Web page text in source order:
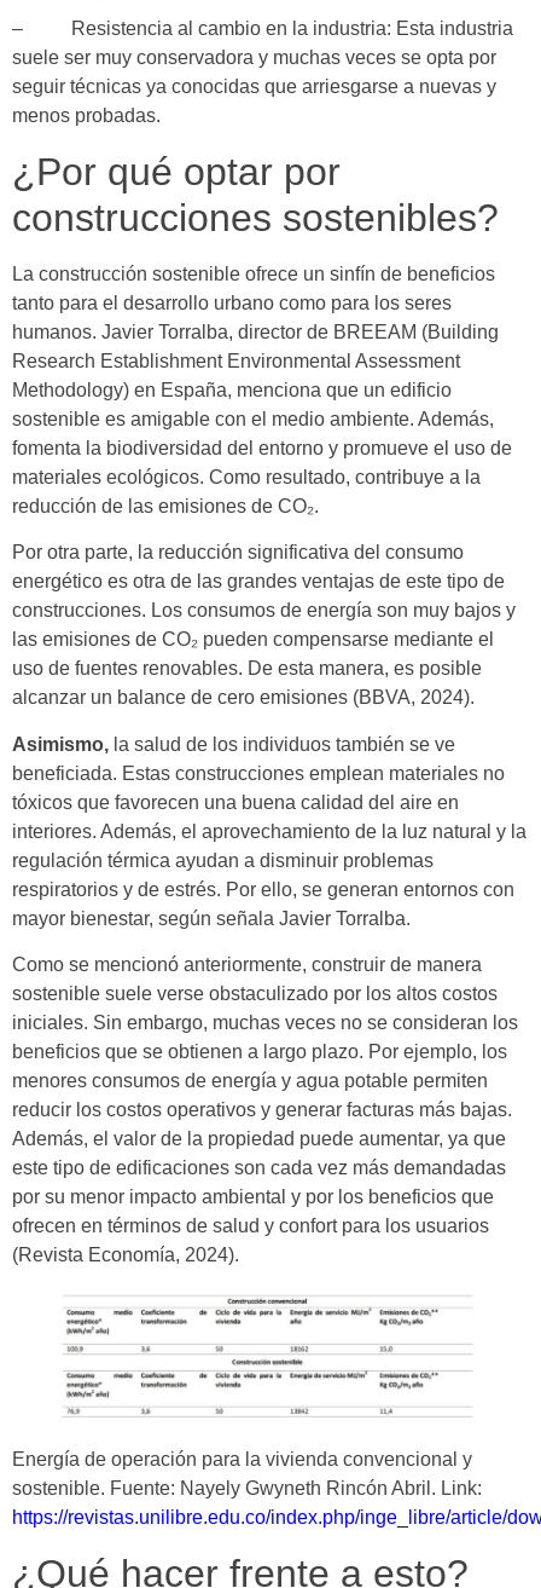
– Resistencia al cambio en la industria: Esta industria
suele ser muy conservadora y muchas veces se opta por
seguir técnicas ya conocidas que arriesgarse a nuevas y
menos probadas.
¿Por qué optar por
construcciones sostenibles?
La construcción sostenible ofrece un sinfín de beneficios
tanto para el desarrollo urbano como para los seres
humanos. Javier Torralba, director de BREEAM (Building
Research Establishment Environmental Assessment
Methodology) en España, menciona que un edificio
sostenible es amigable con el medio ambiente. Además,
fomenta la biodiversidad del entorno y promueve el uso de
materiales ecológicos. Como resultado, contribuye a la
reducción de las emisiones de CO₂.
Por otra parte, la reducción significativa del consumo
energético es otra de las grandes ventajas de este tipo de
construcciones. Los consumos de energía son muy bajos y
las emisiones de CO₂ pueden compensarse mediante el
uso de fuentes renovables. De esta manera, es posible
alcanzar un balance de cero emisiones (BBVA, 2024).
Asimismo, la salud de los individuos también se ve
beneficiada. Estas construcciones emplean materiales no
tóxicos que favorecen una buena calidad del aire en
interiores. Además, el aprovechamiento de la luz natural y la
regulación térmica ayudan a disminuir problemas
respiratorios y de estrés. Por ello, se generan entornos con
mayor bienestar, según señala Javier Torralba.
Como se mencionó anteriormente, construir de manera
sostenible suele verse obstaculizado por los altos costos
iniciales. Sin embargo, muchas veces no se consideran los
beneficios que se obtienen a largo plazo. Por ejemplo, los
menores consumos de energía y agua potable permiten
reducir los costos operativos y generar facturas más bajas.
Además, el valor de la propiedad puede aumentar, ya que
este tipo de edificaciones son cada vez más demandadas
por su menor impacto ambiental y por los beneficios que
ofrecen en términos de salud y confort para los usuarios
(Revista Economía, 2024).
Energía de operación para la vivienda convencional y
sostenible. Fuente: Nayely Gwyneth Rincón Abril. Link:
https://revistas.unilibre.edu.co/index.php/inge_libre/article/
¿Qué hacer frente a esto?